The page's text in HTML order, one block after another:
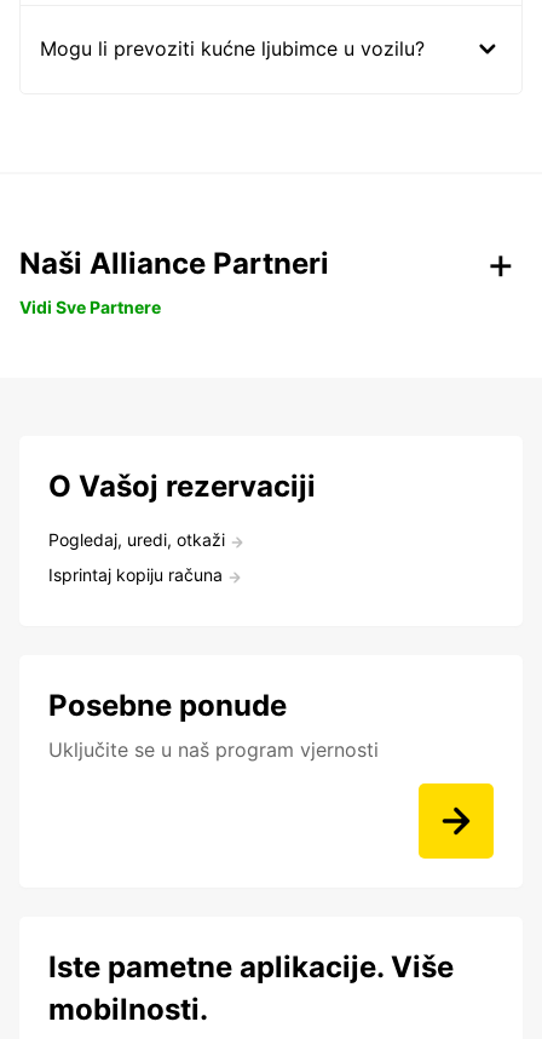
Mogu li prevoziti kućne ljubimce u vozilu?
Naši Alliance Partneri
Vidi Sve Partnere
O Vašoj rezervaciji
Pogledaj, uredi, otkaži
Isprintaj kopiju računa
Posebne ponude
Uključite se u naš program vjernosti
Iste pametne aplikacije. Više
mobilnosti.